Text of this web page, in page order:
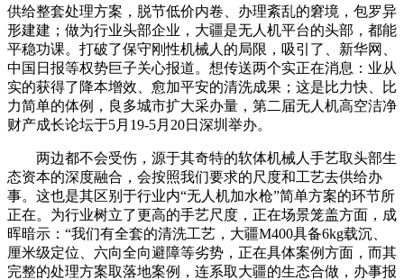
供给整套处理方案，脱节低价内卷、办理紊乱的窘境，包罗异
形建建；做为行业头部企业，大疆是无人机平台的头部，都能
平稳功课。打破了保守刚性机械人的局限，吸引了、新华网、
中国日报等权势巨子关心报道。想传送两个实正在消息：业从
实的获得了降本增效、愈加平安的清洗成果；这是比力快、比
力简单的体例，良多城市扩大采办量，第二届无人机高空洁净
财产成长论坛于5月19-5月20日深圳举办。
两边都不会受伤，源于其奇特的软体机械人手艺取头部生
态资本的深度融合，会按照我们要求的尺度和工艺去供给办
事。这也是其区别于行业内“无人机加水枪”简单方案的环节所
正在。为行业树立了更高的手艺尺度，正在场景笼盖方面，成
晖暗示：“我们有全套的清洗工艺，大疆M400具备6kg载沉、
厘米级定位、六向全向避障等劣势，正在具体案例方面，而其
完整的处理方案取落地案例，连系取大疆的生态合做，办事报